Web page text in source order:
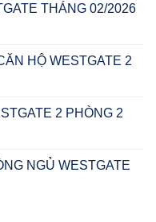
THÁNG 02/2026
HỘ WESTGATE 2
2 PHÒNG 2
NGỦ WESTGATE